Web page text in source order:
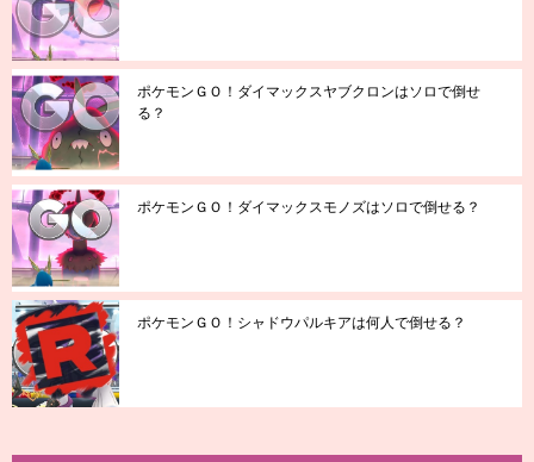
ポケモンＧＯ！ダイマックスヤブクロンはソロで倒せ
る？
ポケモンＧＯ！ダイマックスモノズはソロで倒せる？
ポケモンＧＯ！シャドウパルキアは何人で倒せる？